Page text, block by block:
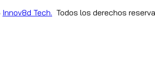
Innov8d Tech. Todos los derechos